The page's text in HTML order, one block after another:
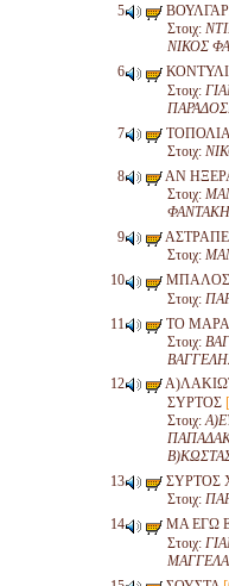
Στοιχ:
ΝΙΚΟΣ
Στοιχ:
Στοιχ:
ΑΝ
Στοιχ:
Στοιχ:
ΜΠΑΛΟΣ
Στοιχ:
ΤΟ
Στοιχ:
ΣΥΡΤΟΣ
Στοιχ:
ΣΥΡΤΟΣ
Στοιχ:
ΜΑ ΕΓΩ
Στοιχ: